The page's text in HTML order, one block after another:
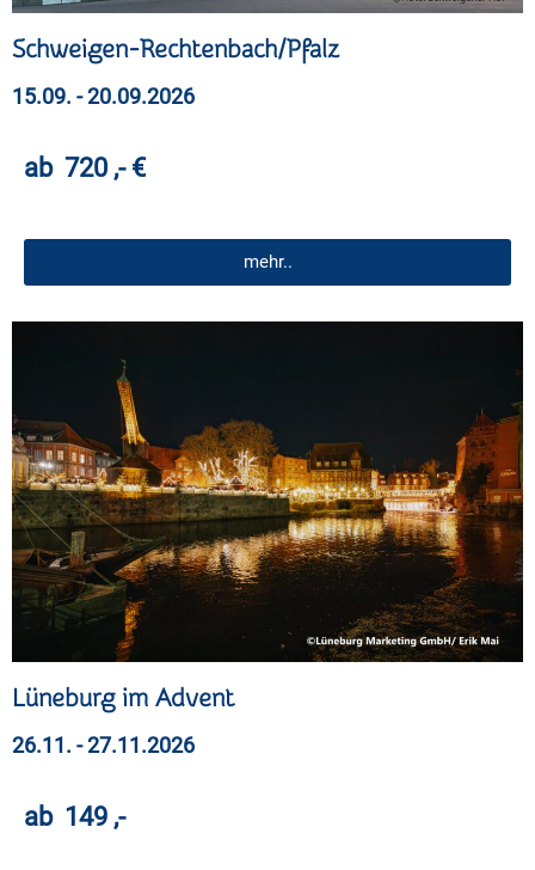
Schweigen-Rechtenbach/Pfalz
15.09. - 20.09.2026
ab 720 ,- €
mehr..
Lüneburg im Advent
26.11. - 27.11.2026
ab 149 ,-